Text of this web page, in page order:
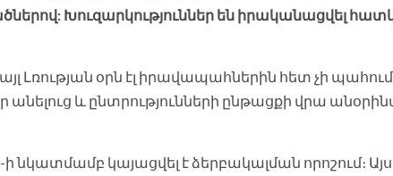
Խուզարկություններ են իրականացվել
Լռության օրն էլ իրավապահներին հետ չի պահում
անելուց և ընտրությունների ընթացքի վրա
կայացվել է ձերբակալման որոշում։